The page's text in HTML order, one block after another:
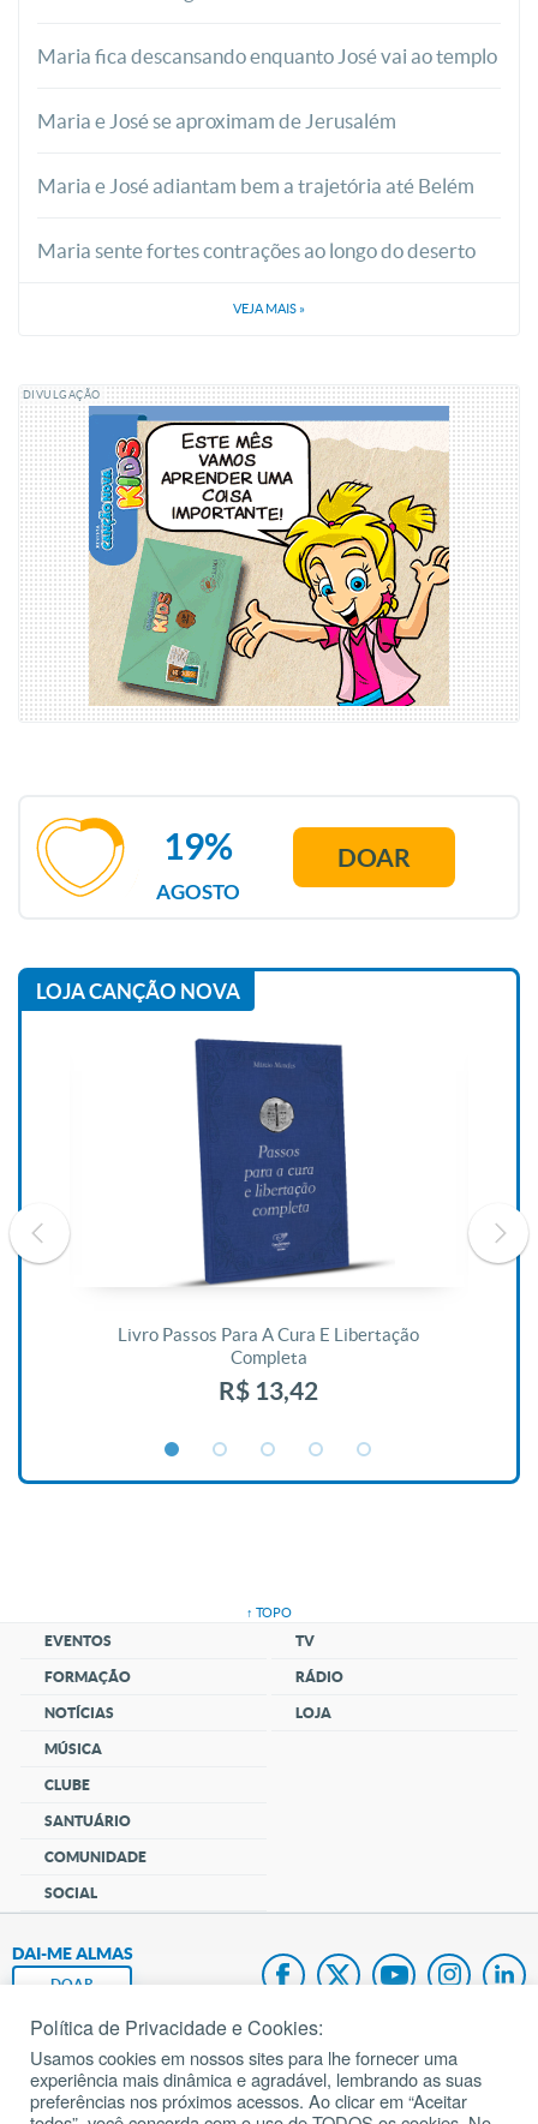
Maria fica descansando enquanto José vai ao templo
Maria e José se aproximam de Jerusalém
Maria e José adiantam bem a trajetória até Belém
Maria sente fortes contrações ao longo do deserto
VEJA MAIS »
DIVULGAÇÃO
AGOSTO
19% DOAR
LOJA CANÇÃO NOVA
Livro Passos Para A Cura E Libertação
Completa
R$ 13,42
↑ TOPO
EVENTOS
FORMAÇÃO
NOTÍCIAS
MÚSICA
CLUBE
SANTUÁRIO
COMUNIDADE
SOCIAL
TV
RÁDIO
LOJA
DAI-ME ALMAS
DOAR
Fundação João Paulo II
Pedido de Oração
Política de Privacidade e Cookies:
Usamos cookies em nossos sites para lhe fornecer uma
experiência mais dinâmica e agradável, lembrando as suas
preferências nos próximos acessos. Ao clicar em “Aceitar